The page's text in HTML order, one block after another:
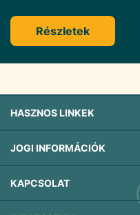
Részletek
HASZNOS LINKEK
JOGI INFORMÁCIÓK
KAPCSOLAT